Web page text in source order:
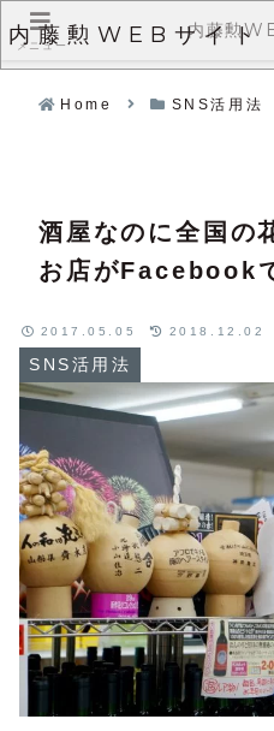
内藤勲WEBサイト
Home SNS活用法
酒屋なのに全国の
お店がFacebook
SNS活用法
2017.05.05 2018.12.02
メニュー
内藤勲